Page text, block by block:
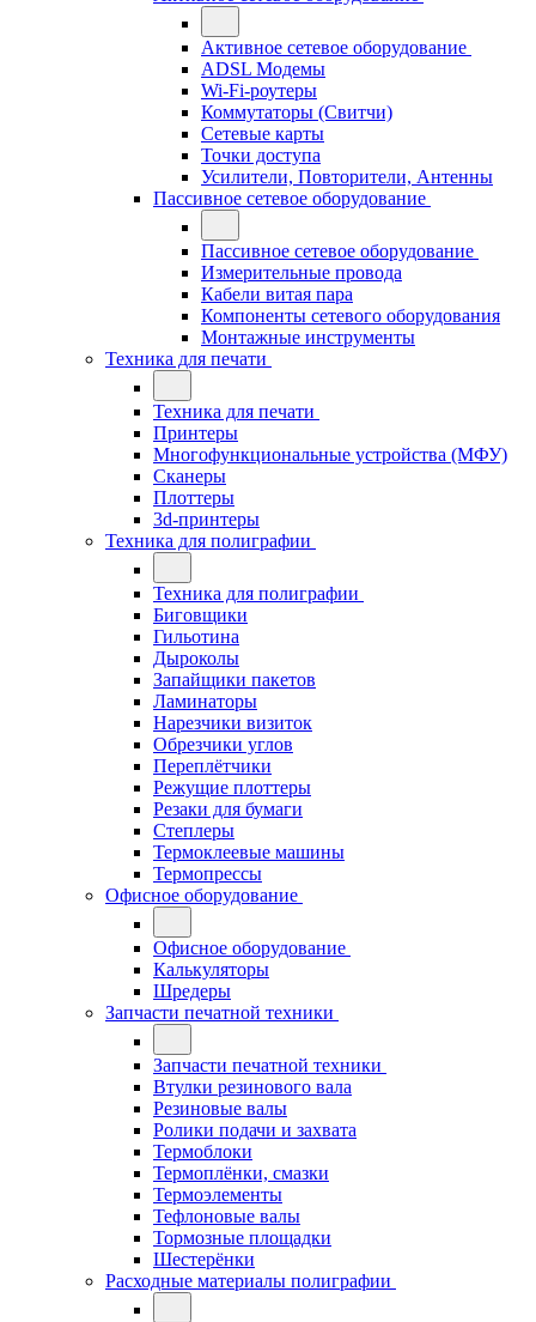
Активное сетевое оборудование
ADSL Модемы
Wi-Fi-роутеры
Коммутаторы (Свитчи)
Сетевые карты
Точки доступа
Усилители, Повторители, Антенны
Пассивное сетевое оборудование
Пассивное сетевое оборудование
Измерительные провода
Кабели витая пара
Компоненты сетевого оборудования
Монтажные инструменты
Техника для печати
Техника для печати
Принтеры
Многофункциональные устройства (МФУ)
Сканеры
Плоттеры
3d-принтеры
Техника для полиграфии
Техника для полиграфии
Биговщики
Гильотина
Дыроколы
Запайщики пакетов
Ламинаторы
Нарезчики визиток
Обрезчики углов
Переплётчики
Режущие плоттеры
Резаки для бумаги
Степлеры
Термоклеевые машины
Термопрессы
Офисное оборудование
Офисное оборудование
Калькуляторы
Шредеры
Запчасти печатной техники
Запчасти печатной техники
Втулки резинового вала
Резиновые валы
Ролики подачи и захвата
Термоблоки
Термоплёнки, смазки
Термоэлементы
Тефлоновые валы
Тормозные площадки
Шестерёнки
Расходные материалы полиграфии